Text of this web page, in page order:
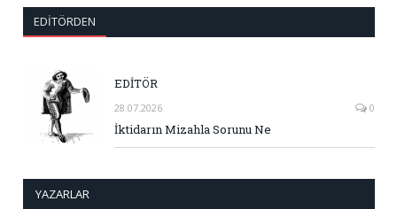
EDITÖRDEN
EDİTÖR
28.07.2026 0
İktidarın Mizahla Sorunu Ne
YAZARLAR